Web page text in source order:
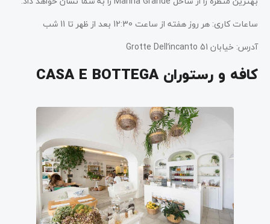
ساعات کاری: هر روز هفته از ساعت 12:30 بعد از ظهر تا 11 شب
آدرس: خیابان Grotte Dell’incanto 51
کافه و رستوران CASA E BOTTEGA